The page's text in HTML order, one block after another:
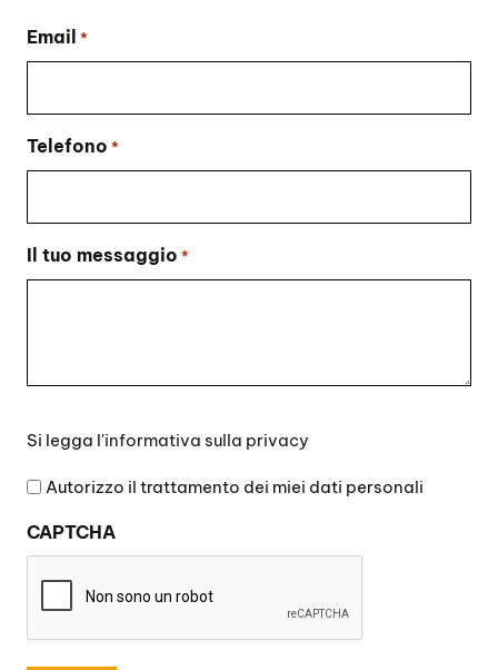
Email *
Telefono *
Il tuo messaggio *
legga
l'informativa
privacy
Si legga l'informativa sulla privacy
Autorizzo il trattamento dei miei dati personali
CAPTCHA